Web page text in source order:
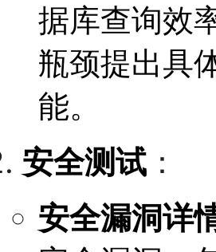
据库查询效
瓶颈提出具
能。
安全测试 ：
安全漏洞详